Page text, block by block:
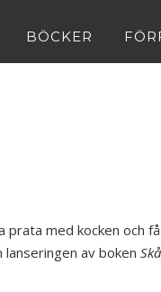
BÖCKER
prata med kocken och
av boken